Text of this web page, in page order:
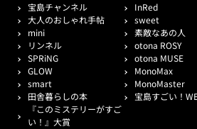
宝島チャンネル
InRed
大人のおしゃれ手帖
sweet
mini
素敵なあの人
リンネル
otona ROSY
SPRiNG
otona MUSE
GLOW
MonoMax
smart
MonoMaster
田舎暮らしの本
宝島すごい！
『このミステリーがすご
い！』大賞